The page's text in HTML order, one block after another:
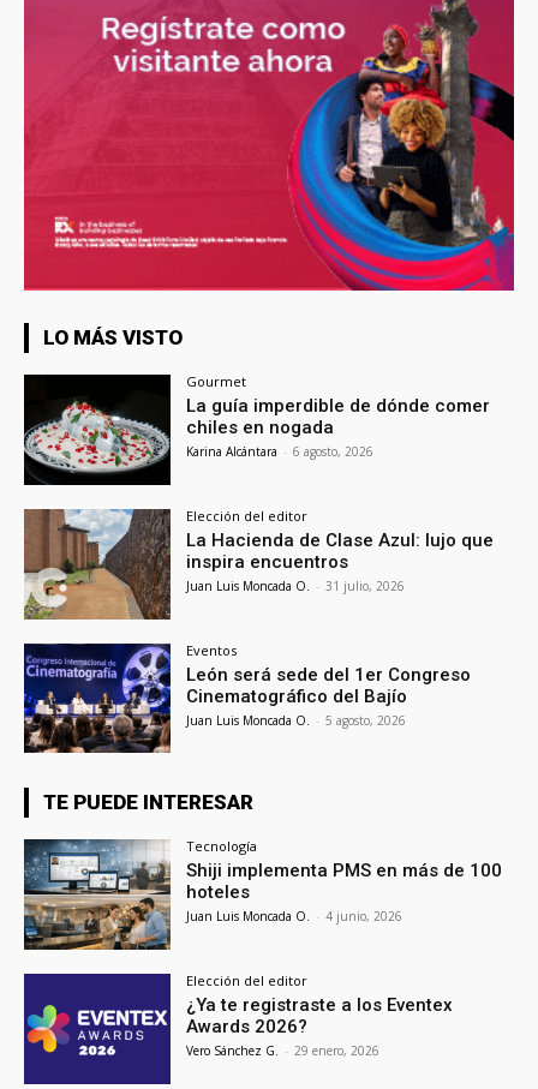
LO MÁS VISTO
Gourmet
La guía imperdible de dónde comer
chiles en nogada
Karina Alcántara - 6 agosto, 2026
Elección del editor
La Hacienda de Clase Azul: lujo que
inspira encuentros
Juan Luis Moncada O. - 31 julio, 2026
Eventos
León será sede del 1er Congreso
Cinematográfico del Bajío
Juan Luis Moncada O. - 5 agosto, 2026
TE PUEDE INTERESAR
Tecnología
Shiji implementa PMS en más de 100
hoteles
Juan Luis Moncada O. - 4 junio, 2026
Elección del editor
¿Ya te registraste a los Eventex
Awards 2026?
Vero Sánchez G. - 29 enero, 2026